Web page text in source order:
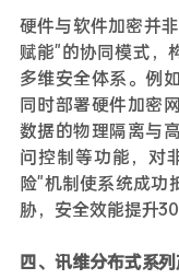
硬件与软件加密并
赋能"的协同模式，
多维安全体系。例
同时部署硬件加密
数据的物理隔离与
问控制等功能，对
险"机制使系统成功
胁，安全效能提升
四、讯维分布式系